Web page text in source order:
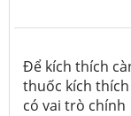
Để kích thích
thuốc kích
có vai trò chính